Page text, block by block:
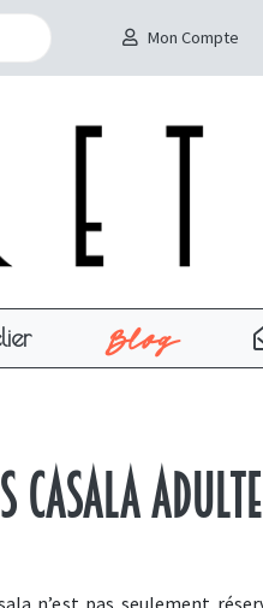
Mon Compte
Blog
Casala adulte